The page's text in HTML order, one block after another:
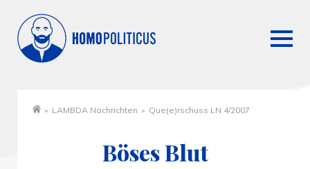
» LAMBDA Nachrichten » Que(e)rschuss LN 4/2007
Böses Blut